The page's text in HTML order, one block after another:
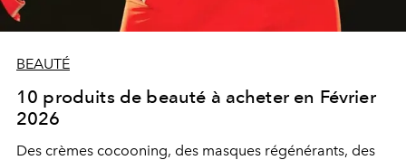
BEAUTÉ
10 produits de beauté à acheter en Février
2026
Des crèmes cocooning, des masques régénérants, des